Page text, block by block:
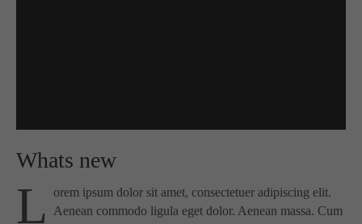
Cum sociis natoque penatibus et magnis dis parturient
ultricies nec.
Whats new
L
orem ipsum dolor sit amet, consectetuer adipiscing elit.
Aenean commodo ligula eget dolor. Aenean massa. Cum